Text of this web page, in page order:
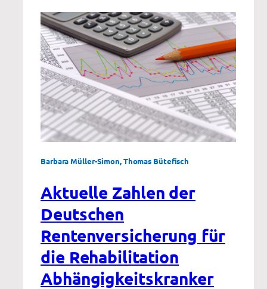
Barbara Müller-Simon, Thomas Bütefisch
Aktuelle Zahlen der
Deutschen
Rentenversicherung für
die Rehabilitation
Abhängigkeitskranker